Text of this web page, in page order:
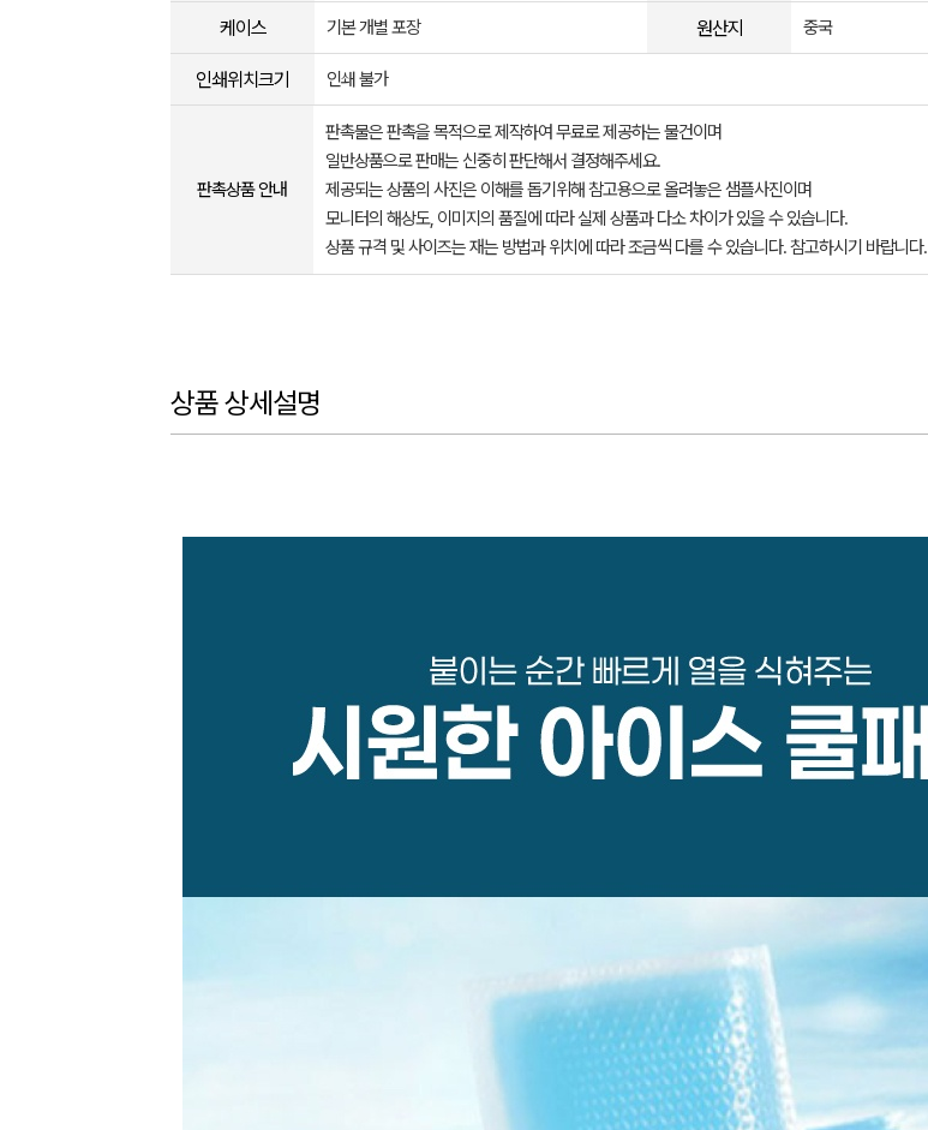
케이스 기본 개별 포장 원산지 중국
인쇄위치크기 인쇄 불가
판촉상품 안내
판촉물은 판촉을 목적으로 제작하여 무료로 제공하는 물건이며
일반상품으로 판매는 신중히 판단해서 결정해주세요.
제공되는 상품의 사진은 이해를 돕기위해 참고용으로 올려놓은 샘플사진이며
모니터의 해상도, 이미지의 품질에 따라 실제 상품과 다소 차이가 있을 수 있습니다.
상품 규격 및 사이즈는 재는 방법과 위치에 따라 조금씩 다를 수 있습니다. 참고하시기 바랍니다.
상품 상세설명